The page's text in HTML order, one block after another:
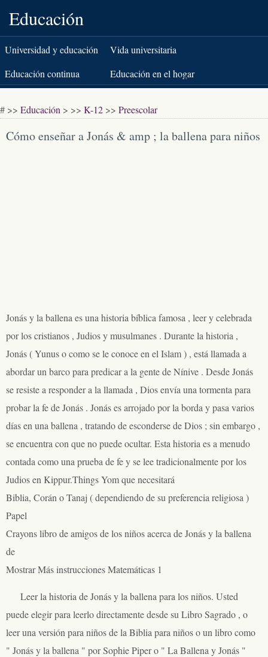
Educación
Universidad y educación
Vida universitaria
Educación continua
Educación en el hogar
Libros y literatura
# >> Educación > >> K-12 >> Preescolar
Cómo enseñar a Jonás & amp ; la ballena para niños
Jonás y la ballena es una historia bíblica famosa , leer y celebrada
por los cristianos , Judios y musulmanes . Durante la historia ,
Jonás ( Yunus o como se le conoce en el Islam ) , está llamada a
abordar un barco para predicar a la gente de Nínive . Desde Jonás
se resiste a responder a la llamada , Dios envía una tormenta para
probar la fe de Jonás . Jonás es arrojado por la borda y pasa varios
días en una ballena , tratando de esconderse de Dios ; sin embargo ,
se encuentra con que no puede ocultar. Esta historia es a menudo
contada como una prueba de fe y se lee tradicionalmente por los
Judios en Kippur.Things Yom que necesitará
Biblia, Corán o Tanaj ( dependiendo de su preferencia religiosa )
Papel
Crayons libro de amigos de los niños acerca de Jonás y la ballena
de
Mostrar Más instrucciones Matemáticas 1
Leer la historia de Jonás y la ballena para los niños. Usted
puede elegir para leerlo directamente desde su Libro Sagrado , o
leer una versión para niños de la Biblia para niños o un libro como
" Jonás y la ballena " por Sophie Piper o " La Ballena y Jonás "